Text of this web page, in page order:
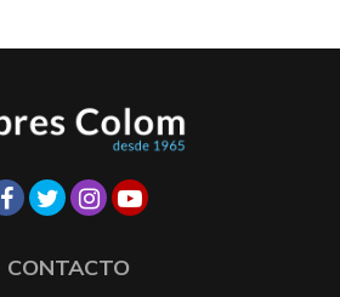
CONTACTO